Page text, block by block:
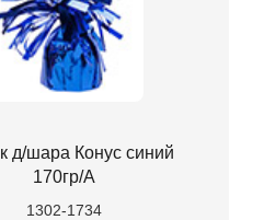
д/шара Конус синий
170гр/A
1302-1734